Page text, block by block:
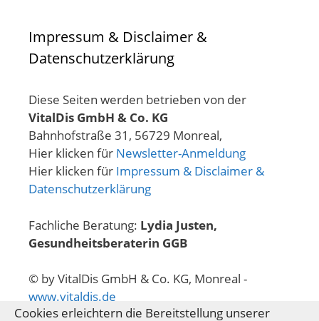
Impressum & Disclaimer &
Datenschutzerklärung
Diese Seiten werden betrieben von der
VitalDis GmbH & Co. KG
Bahnhofstraße 31, 56729 Monreal,
Hier klicken für Newsletter-Anmeldung
Hier klicken für Impressum & Disclaimer &
Datenschutzerklärung
Fachliche Beratung: Lydia Justen,
Gesundheitsberaterin GGB
© by VitalDis GmbH & Co. KG, Monreal -
www.vitaldis.de
Cookies erleichtern die Bereitstellung unserer